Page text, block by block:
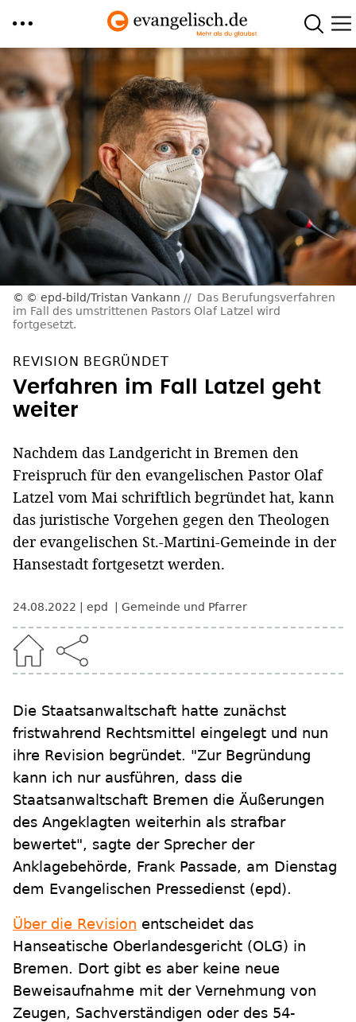
zum
Inhalt
© epd-bild/Tristan Vankann
Das Berufungsverfahren
im Fall des umstrittenen Pastors Olaf Latzel wird
fortgesetzt.
REVISION BEGRÜNDET
Verfahren im Fall Latzel geht
weiter
Nachdem das Landgericht in Bremen den
Freispruch für den evangelischen Pastor Olaf
Latzel vom Mai schriftlich begründet hat, kann
das juristische Vorgehen gegen den Theologen
der evangelischen St.-Martini-Gemeinde in der
Hansestadt fortgesetzt werden.
24.08.2022 epd Gemeinde und Pfarrer
Die Staatsanwaltschaft hatte zunächst
fristwahrend Rechtsmittel eingelegt und nun
ihre Revision begründet. "Zur Begründung
kann ich nur ausführen, dass die
Staatsanwaltschaft Bremen die Äußerungen
des Angeklagten weiterhin als strafbar
bewertet", sagte der Sprecher der
Anklagebehörde, Frank Passade, am Dienstag
dem Evangelischen Pressedienst (epd).
Über die Revision entscheidet das
Hanseatische Oberlandesgericht (OLG) in
Bremen. Dort gibt es aber keine neue
Beweisaufnahme mit der Vernehmung von
Zeugen, Sachverständigen oder des 54-